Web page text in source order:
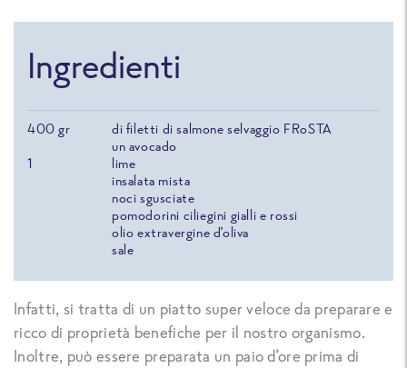
Ingredienti
400 gr
di filetti di salmone selvaggio FRoSTA
un avocado
1
lime
insalata mista
noci sgusciate
pomodorini ciliegini gialli e rossi
olio extravergine d’oliva
sale
Infatti, si tratta di un piatto super veloce da preparare e
ricco di proprietà benefiche per il nostro organismo.
Inoltre, può essere preparata un paio d’ore prima di